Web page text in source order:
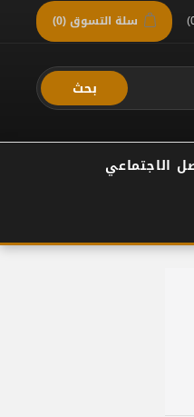
سلة التسوق(0)
بحث
الاجتماعي